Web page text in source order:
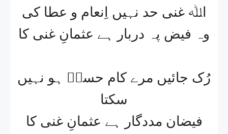
اﷲ غنی حد نہیں اِنعام و عطا کی
وہ فیض پہ دربار ہے عثمانِ غنی کا
رُک جائیں مرے کام حسنؔ ہو نہیں
سکتا
فیضان مددگار ہے عثمانِ غنی کا